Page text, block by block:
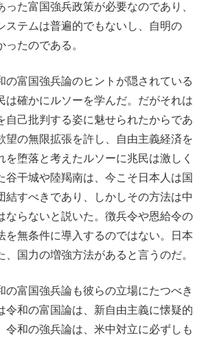
った富国強兵政策が必要なのであり、
ステムは普遍的でもないし、自明の
ったのである。
富国強兵論のヒントが隠されている
は確かにルソーを学んだ。だがそれは
自己批判する姿に魅せられたからであ
望の無限拡張を許し、自由主義経済を
を堕落と考えたルソーに兆民は激しく
谷干城や陸羯南は、今こそ日本人は国
結すべきであり、しかしその方法は中
ならないと説いた。徴兵令や恩給令の
を無条件に導入するのではない。日本
、国力の増強方法があると言うのだ。
富国強兵論も彼らの立場にたつべき
令和の富国論は、新自由主義に懐疑的
令和の強兵論は、米中対立に必ずしも